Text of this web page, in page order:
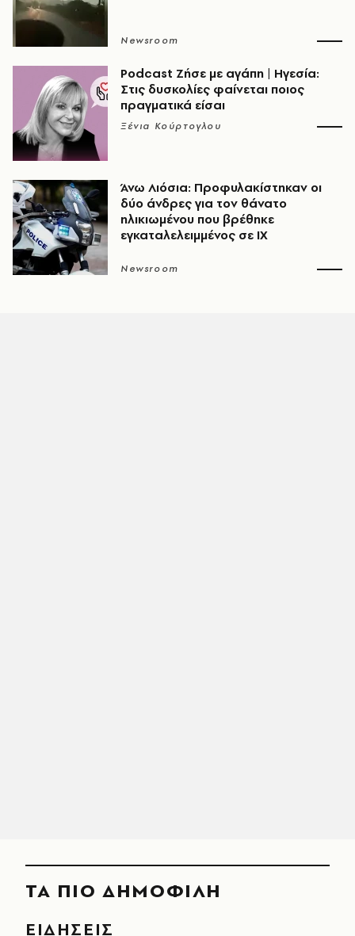
Newsroom
Podcast Ζήσε με αγάπη | Ηγεσία:
Στις δυσκολίες φαίνεται ποιος
πραγματικά είσαι
Ξένια Κούρτογλου
Άνω Λιόσια: Προφυλακίστηκαν οι
δύο άνδρες για τον θάνατο
ηλικιωμένου που βρέθηκε
εγκαταλελειμμένος σε ΙΧ
Newsroom
ΤΑ ΠΙΟ ΔΗΜΟΦΙΛΗ
ΕΙΔΗΣΕΙΣ